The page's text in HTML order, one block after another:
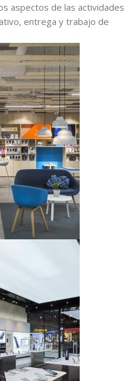
aspectos de las actividades
entrega y trabajo de